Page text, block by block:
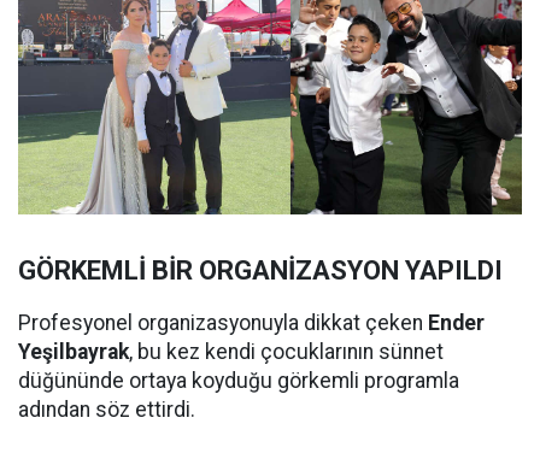
GÖRKEMLİ BİR ORGANİZASYON YAPILDI
Profesyonel organizasyonuyla dikkat çeken Ender
Yeşilbayrak, bu kez kendi çocuklarının sünnet
düğününde ortaya koyduğu görkemli programla
adından söz ettirdi.